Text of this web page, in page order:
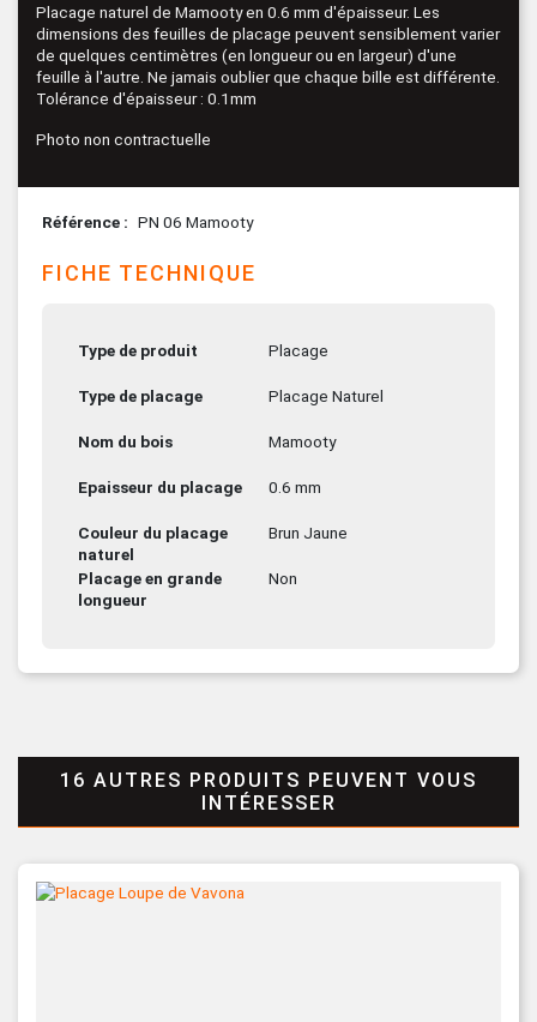
Placage naturel de Mamooty en 0.6 mm d'épaisseur. Les
dimensions des feuilles de placage peuvent sensiblement varier
de quelques centimètres (en longueur ou en largeur) d'une
feuille à l'autre. Ne jamais oublier que chaque bille est différente.
Tolérance d'épaisseur : 0.1mm
Photo non contractuelle
Référence PN 06 Mamooty
FICHE TECHNIQUE
Type de produit Placage
Type de placage Placage Naturel
Nom du bois Mamooty
Epaisseur du placage 0.6 mm
Couleur du placage
naturel
Brun Jaune
Placage en grande
longueur
Non
16 AUTRES PRODUITS PEUVENT VOUS
INTÉRESSER